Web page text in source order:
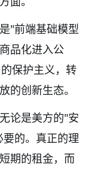
"前端基础模型
品化进入公
保护主义，转
的创新生态。
论是美方的"安
的。真正的理
期的租金，而